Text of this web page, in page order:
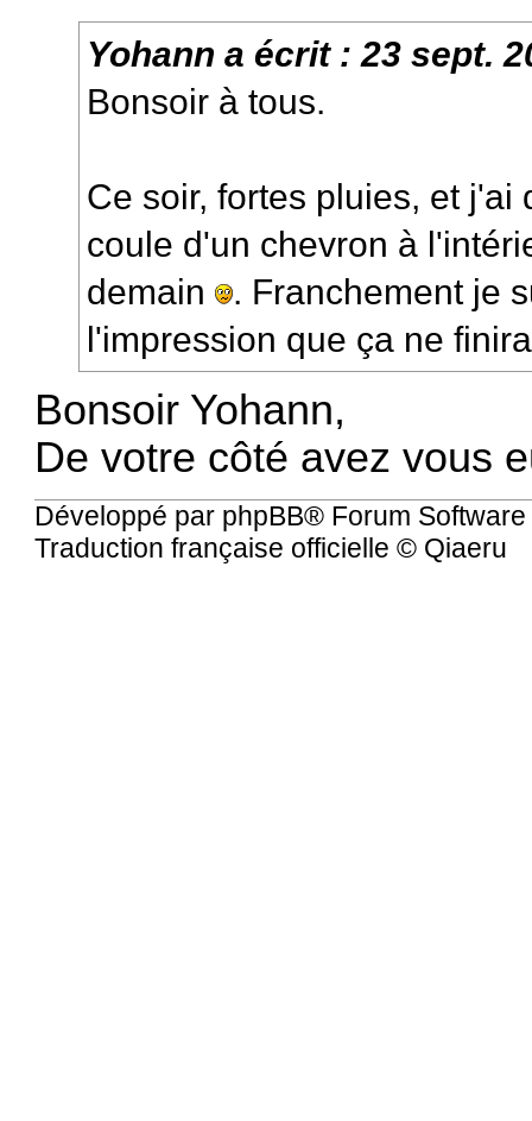
Yohann a écrit :23 sept.
Bonsoir à tous.
Ce soir, fortes pluies, et
coule d'un chevron à
demain . Franchement je
l'impression que ça ne
Bonsoir Yohann,
De votre côté avez vous
Développé par phpBB® Forum
Traduction française officielle © Qiaeru